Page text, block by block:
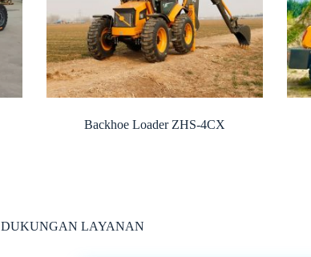
Backhoe Loader ZHS-4CX
DUKUNGAN LAYANAN